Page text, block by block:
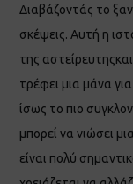
Διαβάζοντάς το
σκέψεις. Αυτή η
της
τρέφει μια μάνα
ίσως το πιο
μπορεί να νιώσει
είναι πολύ